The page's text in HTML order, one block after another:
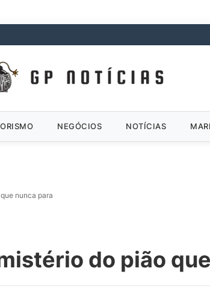
NEGÓCIOS NOTÍCIAS
nunca para
do pião